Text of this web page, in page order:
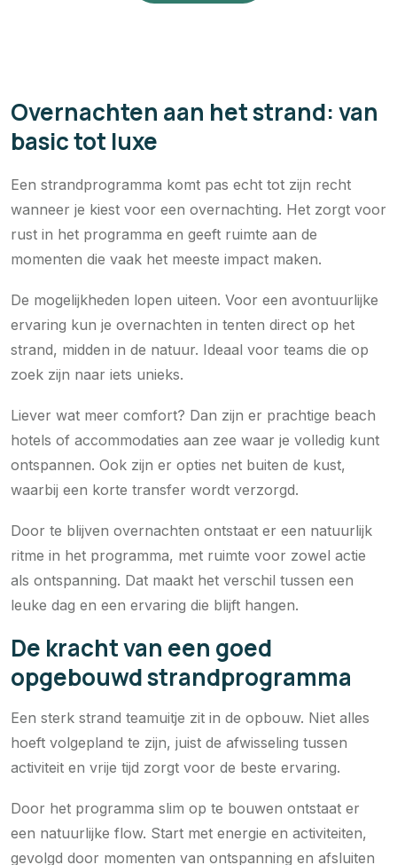
Overnachten aan het strand: van
basic tot luxe
Een strandprogramma komt pas echt tot zijn recht
wanneer je kiest voor een overnachting. Het zorgt voor
rust in het programma en geeft ruimte aan de
momenten die vaak het meeste impact maken.
De mogelijkheden lopen uiteen. Voor een avontuurlijke
ervaring kun je overnachten in tenten direct op het
strand, midden in de natuur. Ideaal voor teams die op
zoek zijn naar iets unieks.
Liever wat meer comfort? Dan zijn er prachtige beach
hotels of accommodaties aan zee waar je volledig kunt
ontspannen. Ook zijn er opties net buiten de kust,
waarbij een korte transfer wordt verzorgd.
Door te blijven overnachten ontstaat er een natuurlijk
ritme in het programma, met ruimte voor zowel actie
als ontspanning. Dat maakt het verschil tussen een
leuke dag en een ervaring die blijft hangen.
De kracht van een goed
opgebouwd strandprogramma
Een sterk strand teamuitje zit in de opbouw. Niet alles
hoeft volgepland te zijn, juist de afwisseling tussen
activiteit en vrije tijd zorgt voor de beste ervaring.
Door het programma slim op te bouwen ontstaat er
een natuurlijke flow. Start met energie en activiteiten,
gevolgd door momenten van ontspanning en afsluiten